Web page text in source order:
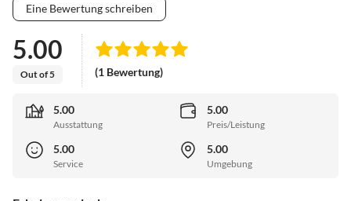
Eine Bewertung schreiben
5.00
Out of 5 (1 Bewertung)
5.00
Ausstattung
5.00
Preis/Leistung
5.00
Service
5.00
Umgebung